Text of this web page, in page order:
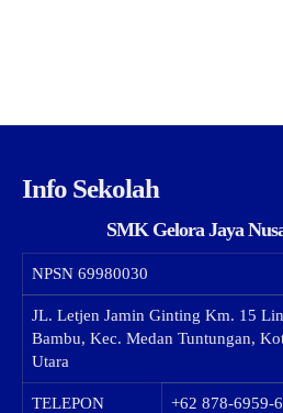
Info Sekolah
SMK Gelora Jaya
NPSN 69980030
JL. Letjen Jamin Ginting Km. 15
Bambu, Kec. Medan Tuntungan,
Utara
TELEPON +62 878-6959-